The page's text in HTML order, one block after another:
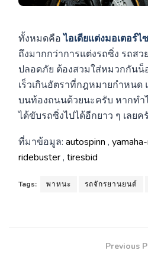
ทั้งหมดคือไอเดียแต่งมอเตอร์ไ
ถึงมากกว่าการแต่งรถซิ่ง รถส
ปลอดภัย ต้องสวมใส่หมวกกัน
เร็วเกินอัตราที่กฎหมายกำหน
บนท้องถนนด้วยนะครับ หากทำ
ได้ขับรถซิ่งไปได้อีกยาว ๆ เลยค
ที่มาข้อมูล: autospinn ,
ridebuster, tiresbid
Tags: พาหนะ รถจักรยานยนต์
Previous